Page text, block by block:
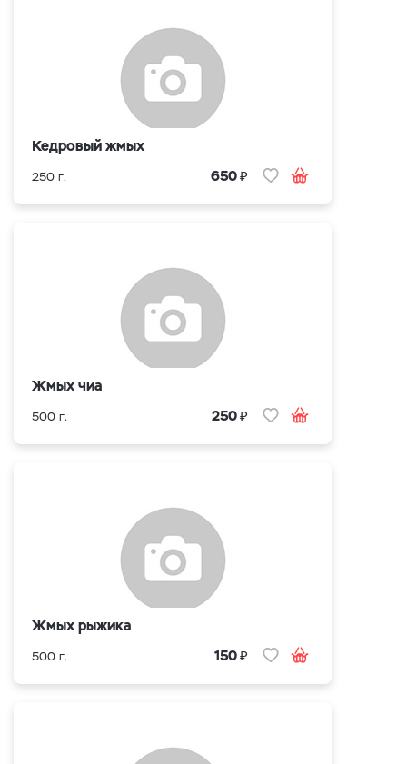
Кедровый жмых
250 г. 650₽
Жмых чиа
500 г. 250₽
Жмых рыжика
500 г. 150₽